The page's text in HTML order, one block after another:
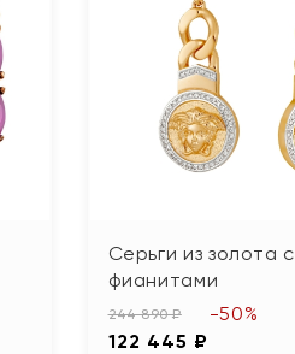
Серьги из золота с
фианитами
244 890 ₽
122 445 ₽
-50%